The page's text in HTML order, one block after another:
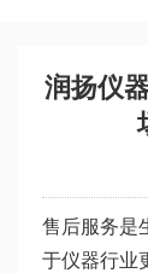
润扬仪
售后服务是
于仪器行业